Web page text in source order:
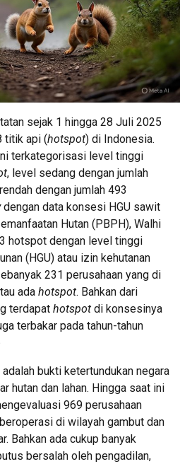
sejak 1 hingga 28 Juli 2025
titik api (hotspot) di Indonesia.
terkategorisasi level tinggi
, level sedang dengan jumlah
dengan jumlah 493
dengan data konsesi HGU sawit
Hutan (PBPH), Walhi
hotspot dengan level tinggi
(HGU) atau izin kehutanan
231 perusahaan yang di
ada hotspot. Bahkan dari
terdapat hotspot di konsesinya
terbakar pada tahun-tahun
bukti ketertundukan negara
hutan dan lahan. Hingga saat ini
969 perusahaan
di wilayah gambut dan
Bahkan ada cukup banyak
bersalah oleh pengadilan,